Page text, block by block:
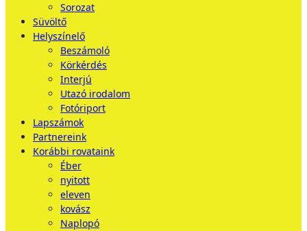
Sorozat
Süvöltő
Helyszínelő
Beszámoló
Körkérdés
Interjú
Utazó irodalom
Fotóriport
Lapszámok
Partnereink
Korábbi rovataink
Éber
nyitott
eleven
kovász
Naplopó